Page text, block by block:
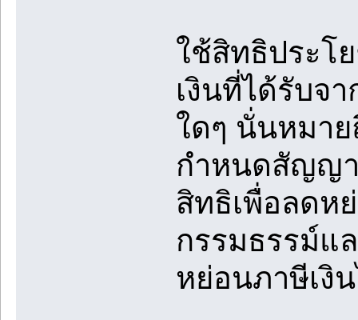
ใช้สิทธิประโ
เงินที่ได้รับจ
ใดๆ นั่นหมาย
กำหนดสัญญา
สิทธิเพื่อลดห
กรรมธรรม์แ
หย่อนภาษีเงิ